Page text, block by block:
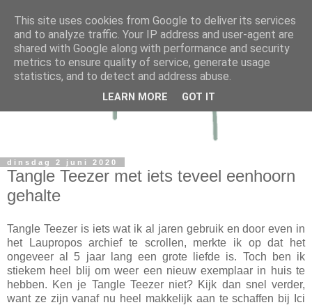
dinsdag 2 juni 2020
Tangle Teezer met iets teveel eenhoorn
gehalte
Tangle Teezer is iets wat ik al jaren gebruik en door even in
het Laupropos archief te scrollen, merkte ik op dat het
ongeveer al 5 jaar lang een grote liefde is. Toch ben ik
stiekem heel blij om weer een nieuw exemplaar in huis te
hebben. Ken je Tangle Teezer niet? Kijk dan snel verder,
want ze zijn vanaf nu heel makkelijk aan te schaffen bij Ici
This site uses cookies from Google to deliver its services
and to analyze traffic. Your IP address and user-agent are
shared with Google along with performance and security
metrics to ensure quality of service, generate usage
statistics, and to detect and address abuse.
LEARN MORE GOT IT